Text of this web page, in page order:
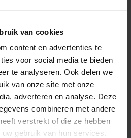
van cookies
content en advertenties te
voor social media te bieden
te analyseren. Ook delen we
van onze site met onze
adverteren en analyse. Deze
combineren met andere
verstrekt of die ze hebben
gebruik van hun services.